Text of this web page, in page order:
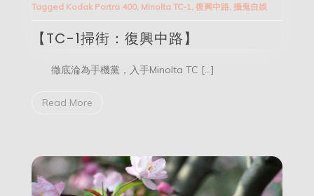
掃
復
興
路】
Tagged Kodak Portra 400, Minolta TC-1 復興中路, 攝鬼自娛
【TC-1掃街：復興中路】
徹底淪為手機黨，入手Minolta TC […]
Read More